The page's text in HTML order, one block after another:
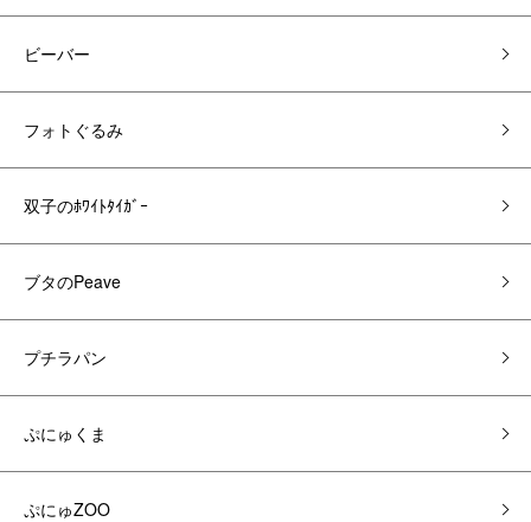
ビーバー
フォトぐるみ
双子のﾎﾜｲﾄﾀｲｶﾞｰ
ブタのPeave
プチラパン
ぷにゅくま
ぷにゅZOO